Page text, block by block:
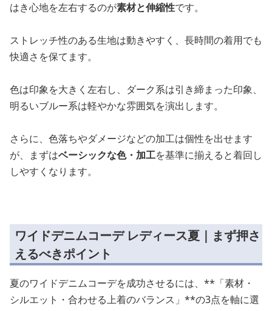
はき心地を左右するのが素材と伸縮性です。
ストレッチ性のある生地は動きやすく、長時間の着用でも
快適さを保てます。
色は印象を大きく左右し、ダーク系は引き締まった印象、
明るいブルー系は軽やかな雰囲気を演出します。
さらに、色落ちやダメージなどの加工は個性を出せます
が、まずはベーシックな色・加工を基準に揃えると着回し
しやすくなります。
ワイドデニムコーデ レディース夏｜まず押さ
えるべきポイント
夏のワイドデニムコーデを成功させるには、**「素材・
シルエット・合わせる上着のバランス」**の3点を軸に選